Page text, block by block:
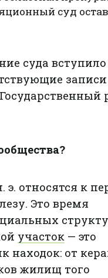
суд
суда вступило
записи
э. относятся к
Это время
участок — это
находок: от
жилищ того